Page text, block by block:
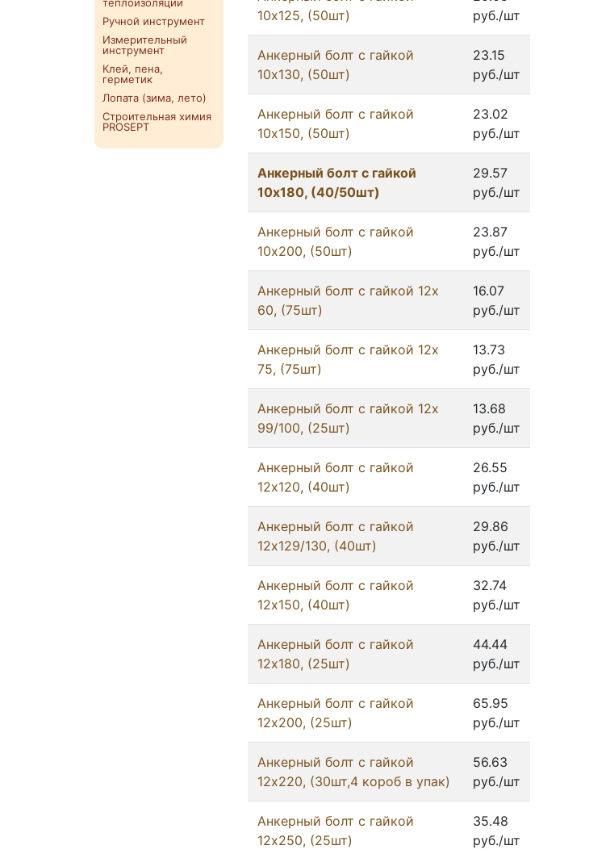
теплоизоляции
Ручной инструмент
Измерительный
инструмент
Клей, пена,
герметик
Лопата (зима, лето)
Строительная химия
PROSEPT
10x125, (50шт)
руб./шт
Анкерный болт с гайкой
10x130, (50шт)
23.15
руб./шт
Анкерный болт с гайкой
10x150, (50шт)
23.02
руб./шт
Анкерный болт с гайкой
10x180, (40/50шт)
29.57
руб./шт
Анкерный болт с гайкой
10x200, (50шт)
23.87
руб./шт
Анкерный болт с гайкой 12x
60, (75шт)
16.07
руб./шт
Анкерный болт с гайкой 12x
75, (75шт)
13.73
руб./шт
Анкерный болт с гайкой 12x
99/100, (25шт)
13.68
руб./шт
Анкерный болт с гайкой
12x120, (40шт)
26.55
руб./шт
Анкерный болт с гайкой
12x129/130, (40шт)
29.86
руб./шт
Анкерный болт с гайкой
12x150, (40шт)
32.74
руб./шт
Анкерный болт с гайкой
12x180, (25шт)
44.44
руб./шт
Анкерный болт с гайкой
12x200, (25шт)
65.95
руб./шт
Анкерный болт с гайкой
12x220, (30шт,4 короб в упак)
56.63
руб./шт
Анкерный болт с гайкой
12x250, (25шт)
35.48
руб./шт